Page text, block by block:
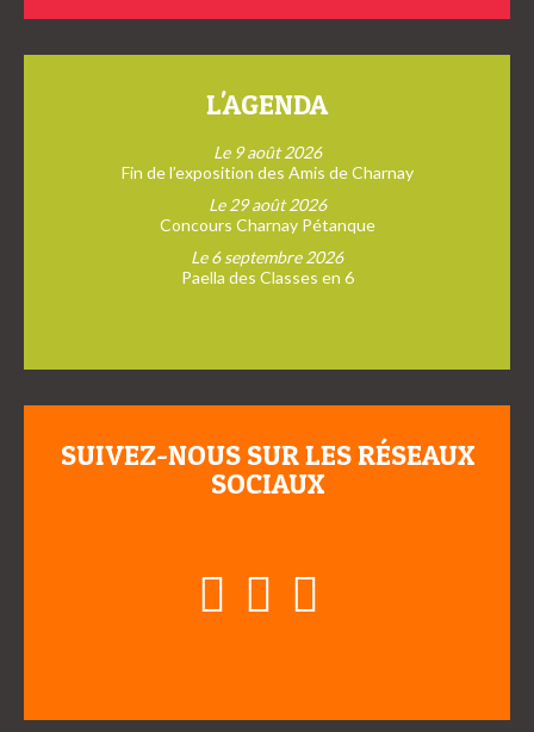
L'AGENDA
Le 9 août 2026
Fin de l’exposition des Amis de Charnay
Le 29 août 2026
Concours Charnay Pétanque
Le 6 septembre 2026
Paella des Classes en 6
SUIVEZ-NOUS SUR LES RÉSEAUX
SOCIAUX